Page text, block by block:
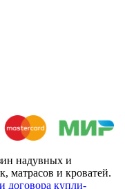
надувных и
матрасов и кроватей.
купли-